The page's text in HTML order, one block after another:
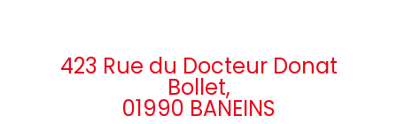
423 Rue du Docteur Donat
Bollet,
01990 BANEINS